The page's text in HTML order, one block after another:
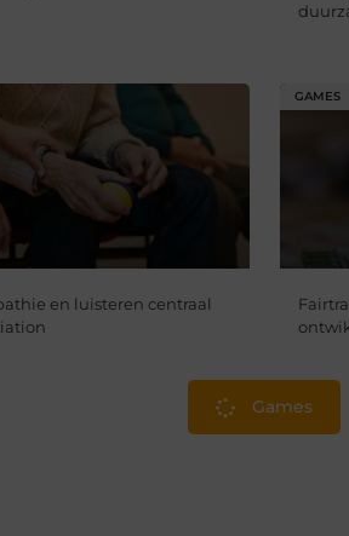
en luisteren centraal
GAMES
Games